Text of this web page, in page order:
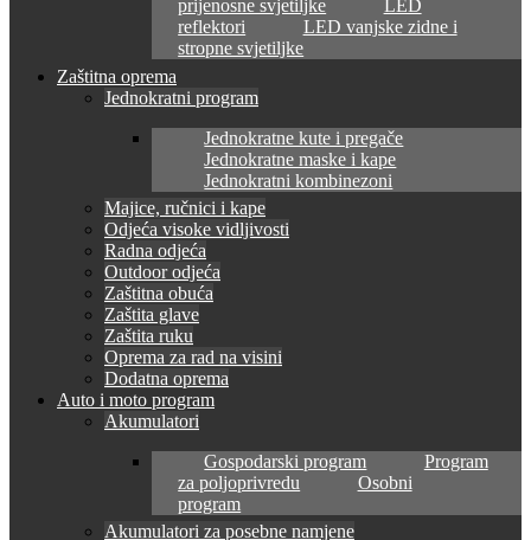
prijenosne svjetiljke
LED
reflektori
LED vanjske zidne i
stropne svjetiljke
Zaštitna oprema
Jednokratni program
Jednokratne kute i pregače
Jednokratne maske i kape
Jednokratni kombinezoni
Majice, ručnici i kape
Odjeća visoke vidljivosti
Radna odjeća
Outdoor odjeća
Zaštitna obuća
Zaštita glave
Zaštita ruku
Oprema za rad na visini
Dodatna oprema
Auto i moto program
Akumulatori
Gospodarski program
Program
za poljoprivredu
Osobni
program
Akumulatori za posebne namjene